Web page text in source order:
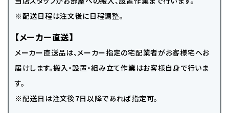
※配送日程は注文後に日程調整。
【メーカー直送】
メーカー直送品は、メーカー指定の宅配業者がお客様宅へお
届けします。搬入・設置・組み立て作業はお客様自身で行いま
す。
※配送日は注文後7日以降であれば指定可。